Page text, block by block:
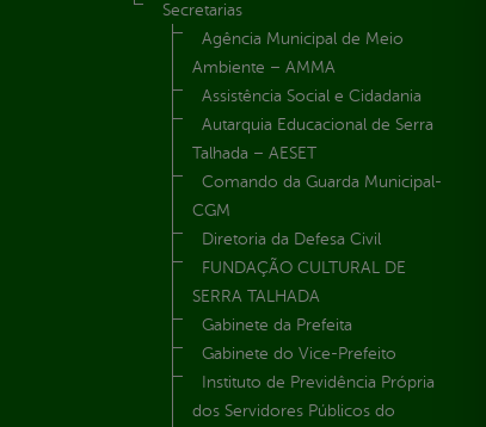
Secretarias
Agência Municipal de Meio
Ambiente – AMMA
Assistência Social e Cidadania
Autarquia Educacional de Serra
Talhada – AESET
Comando da Guarda Municipal-
CGM
Diretoria da Defesa Civil
FUNDAÇÃO CULTURAL DE
SERRA TALHADA
Gabinete da Prefeita
Gabinete do Vice-Prefeito
Instituto de Previdência Própria
dos Servidores Públicos do